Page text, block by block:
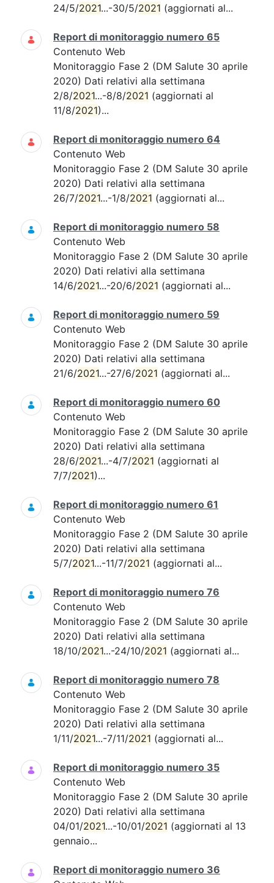
24/5/2021...-30/5/2021 (aggiornati al...
Report di monitoraggio numero 65
Contenuto Web
Monitoraggio Fase 2 (DM Salute 30 aprile
2020) Dati relativi alla settimana
2/8/2021...-8/8/2021 (aggiornati al
11/8/2021)...
Report di monitoraggio numero 64
Contenuto Web
Monitoraggio Fase 2 (DM Salute 30 aprile
2020) Dati relativi alla settimana
26/7/2021...-1/8/2021 (aggiornati al...
Report di monitoraggio numero 58
Contenuto Web
Monitoraggio Fase 2 (DM Salute 30 aprile
2020) Dati relativi alla settimana
14/6/2021...-20/6/2021 (aggiornati al...
Report di monitoraggio numero 59
Contenuto Web
Monitoraggio Fase 2 (DM Salute 30 aprile
2020) Dati relativi alla settimana
21/6/2021...-27/6/2021 (aggiornati al...
Report di monitoraggio numero 60
Contenuto Web
Monitoraggio Fase 2 (DM Salute 30 aprile
2020) Dati relativi alla settimana
28/6/2021...-4/7/2021 (aggiornati al
7/7/2021)...
Report di monitoraggio numero 61
Contenuto Web
Monitoraggio Fase 2 (DM Salute 30 aprile
2020) Dati relativi alla settimana
5/7/2021...-11/7/2021 (aggiornati al...
Report di monitoraggio numero 76
Contenuto Web
Monitoraggio Fase 2 (DM Salute 30 aprile
2020) Dati relativi alla settimana
18/10/2021...-24/10/2021 (aggiornati al...
Report di monitoraggio numero 78
Contenuto Web
Monitoraggio Fase 2 (DM Salute 30 aprile
2020) Dati relativi alla settimana
1/11/2021...-7/11/2021 (aggiornati al...
Report di monitoraggio numero 35
Contenuto Web
Monitoraggio Fase 2 (DM Salute 30 aprile
2020) Dati relativi alla settimana
04/01/2021...-10/01/2021 (aggiornati al 13
gennaio...
Report di monitoraggio numero 36